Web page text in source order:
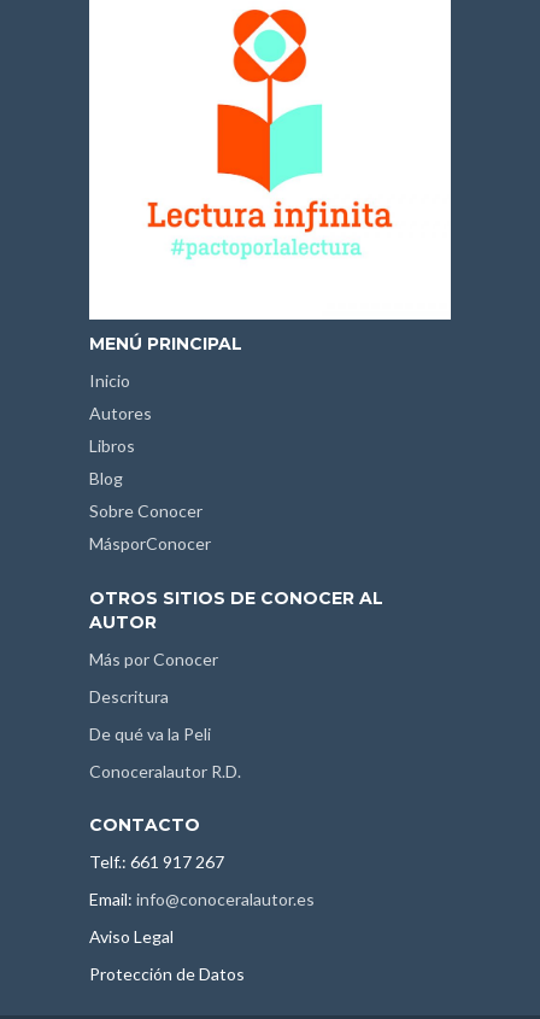
MENÚ PRINCIPAL
Inicio
Autores
Libros
Blog
Sobre Conocer
MásporConocer
OTROS SITIOS DE CONOCER AL
AUTOR
Más por Conocer
Descritura
De qué va la Peli
Conoceralautor R.D.
CONTACTO
Telf.: 661 917 267
Email: info@conoceralautor.es
Aviso Legal
Protección de Datos